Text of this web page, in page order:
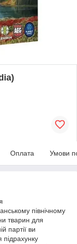
Оплата Умови
північному
тварин для
партії ви
підрахунку